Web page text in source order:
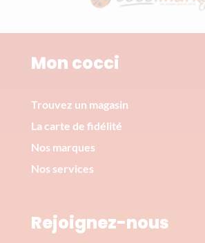
Mon cocci
Trouvez un magasin
La carte de fidélité
Nos marques
Nos services
Rejoignez-nous